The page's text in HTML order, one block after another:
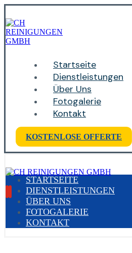
Startseite
Dienstleistungen
Über Uns
Fotogalerie
Kontakt
KOSTENLOSE OFFERTE
STARTSEITE
DIENSTLEISTUNGEN
ÜBER UNS
FOTOGALERIE
KONTAKT